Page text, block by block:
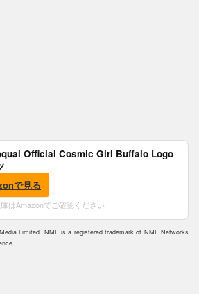
Official Cosmic Girl Buffalo Logo
で見る
はAmazonでご確認ください
Limited. NME is a registered trademark of NME Networks